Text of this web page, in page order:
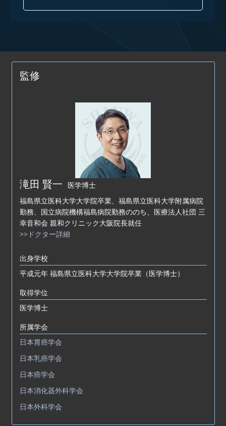
監修
滝田 賢一
医学博士
福島県立医科大学大学院卒業、福島県立医科大学附属病院
勤務、国立病院機構福島病院勤務ののち、医療法人社団 三
幸音和会 親和クリニック大阪院長就任
>>ドクター詳細
出身学校
平成元年 福島県立医科大学大学院卒業（医学博士）
取得学位
医学博士
所属学会
日本胃癌学会
日本乳癌学会
日本癌学会
日本消化器外科学会
日本外科学会